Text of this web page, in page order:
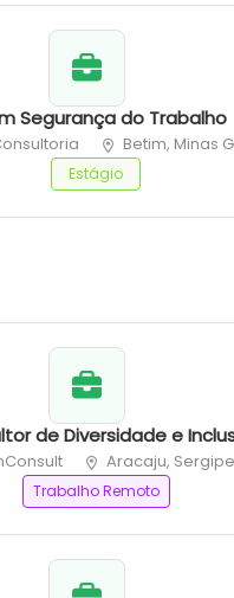
Segurança do Trabalho
Betim, Minas
Estágio
de Diversidade e
Aracaju, Sergipe
Trabalho Remoto